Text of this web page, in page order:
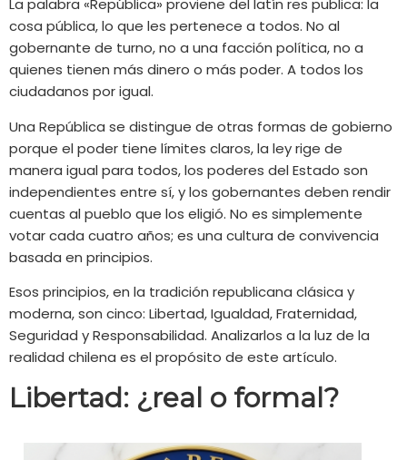
La palabra «República» proviene del latín res publica: la
cosa pública, lo que les pertenece a todos. No al
gobernante de turno, no a una facción política, no a
quienes tienen más dinero o más poder. A todos los
ciudadanos por igual.
Una República se distingue de otras formas de gobierno
porque el poder tiene límites claros, la ley rige de
manera igual para todos, los poderes del Estado son
independientes entre sí, y los gobernantes deben rendir
cuentas al pueblo que los eligió. No es simplemente
votar cada cuatro años; es una cultura de convivencia
basada en principios.
Esos principios, en la tradición republicana clásica y
moderna, son cinco: Libertad, Igualdad, Fraternidad,
Seguridad y Responsabilidad. Analizarlos a la luz de la
realidad chilena es el propósito de este artículo.
Libertad: ¿real o formal?